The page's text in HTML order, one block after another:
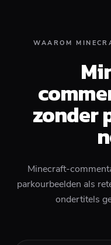
WAAROM
zonder
Minecraft-
parkourbeelden als
ondertitels